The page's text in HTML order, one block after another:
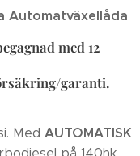
Automatväxellåda
med 12
garanti.
Med AUTOMATISK